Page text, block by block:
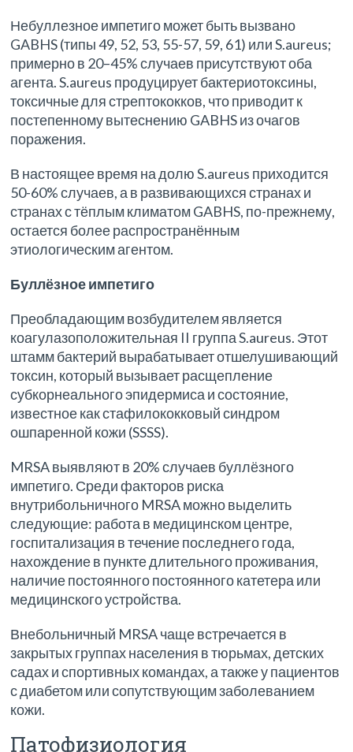
Небуллезное импетиго может быть вызвано
GABHS (типы 49, 52, 53, 55-57, 59, 61) или S.aureus;
примерно в 20–45% случаев присутствуют оба
агента. S.aureus продуцирует бактериотоксины,
токсичные для стрептококков, что приводит к
постепенному вытеснению GABHS из очагов
поражения.
В настоящее время на долю S.aureus приходится
50-60% случаев, а в развивающихся странах и
странах с тёплым климатом GABHS, по-прежнему,
остается более распространённым
этиологическим агентом.
Буллёзное импетиго
Преобладающим возбудителем является
коагулазоположительная II группа S.aureus. Этот
штамм бактерий вырабатывает отшелушивающий
токсин, который вызывает расщепление
субкорнеального эпидермиса и состояние,
известное как стафилококковый синдром
ошпаренной кожи (SSSS).
MRSA выявляют в 20% случаев буллёзного
импетиго. Среди факторов риска
внутрибольничного MRSA можно выделить
следующие: работа в медицинском центре,
госпитализация в течение последнего года,
нахождение в пункте длительного проживания,
наличие постоянного постоянного катетера или
медицинского устройства.
Внебольничный MRSA чаще встречается в
закрытых группах населения в тюрьмах, детских
садах и спортивных командах, а также у пациентов
с диабетом или сопутствующим заболеванием
кожи.
Патофизиология